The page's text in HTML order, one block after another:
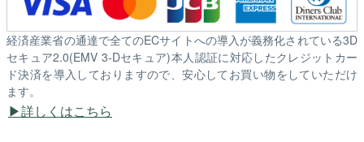
経済産業省の通達で全てのECサイトへの導入が義務化されている3D
セキュア2.0(EMV 3-Dセキュア)本人認証に対応したクレジットカー
ド決済を導入しておりますので、安心してお買い物をしていただけ
ます。
詳しくはこちら